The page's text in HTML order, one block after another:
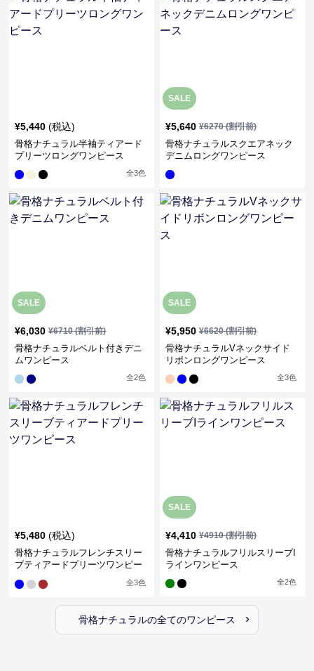
¥5,440 (税込)
骨格ナチュラル半袖ティアード
プリーツロングワンピース
全3色
SALE
¥5,640 ¥6270(割引前)
骨格ナチュラルスクエアネック
デニムロングワンピース
SALE
¥6,030 ¥6710(割引前)
骨格ナチュラルベルト付きデニ
ムワンピース
全2色
SALE
¥5,950 ¥6620(割引前)
骨格ナチュラルVネックサイド
リボンロングワンピース
全3色
¥5,480 (税込)
骨格ナチュラルフレンチスリー
ブティアードプリーツワンピー
全3色
SALE
¥4,410 ¥4910(割引前)
骨格ナチュラルフリルスリーブI
ラインワンピース
全2色
骨格ナチュラルの全てのワンピース ›